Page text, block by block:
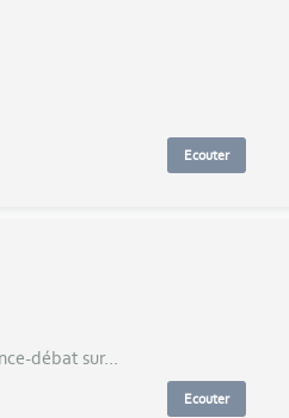
Ecouter
débat sur...
Ecouter